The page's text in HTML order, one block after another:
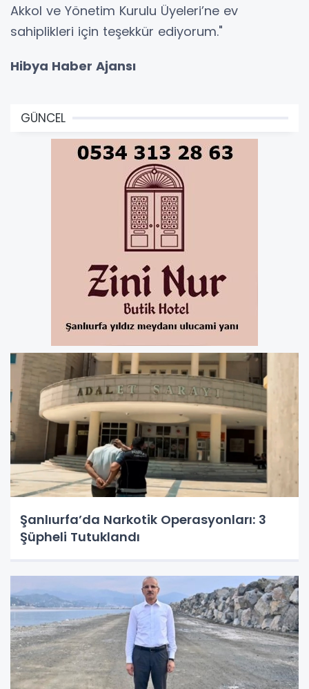
Akkol ve Yönetim Kurulu Üyeleri’ne ev
sahiplikleri için teşekkür ediyorum."
Hibya Haber Ajansı
GÜNCEL
Şanlıurfa’da Narkotik Operasyonları: 3
Şüpheli Tutuklandı